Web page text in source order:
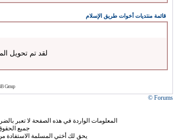
قائمة منتديات أخوات طريق الإسلام
لقد تم تحويل
Group
Forums ©
المعلومات الواردة في هذه الصفحة لا تعبر
جميع
يحق لك أختي المسلمة الاستفادة